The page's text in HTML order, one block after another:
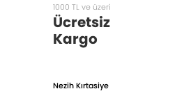
1000 TL ve üzeri
Ücretsiz
Kargo
Nezih Kırtasiye